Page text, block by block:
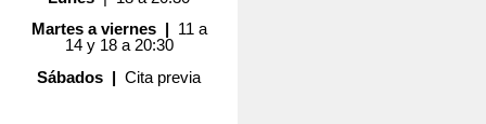
Martes a viernes | 11 a
14 y 18 a 20:30
Sábados |Cita previa